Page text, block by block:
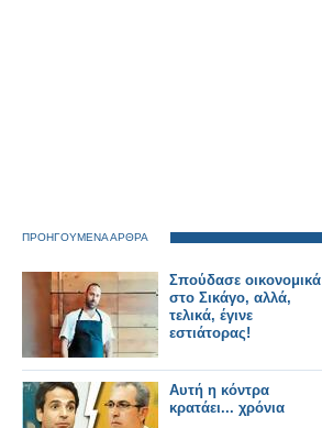
ΠΡΟΗΓΟΥΜΕΝΑ ΑΡΘΡΑ
Σπούδασε οικονομικά
στο Σικάγο, αλλά,
τελικά, έγινε
εστιάτορας!
Αυτή η κόντρα
κρατάει... χρόνια